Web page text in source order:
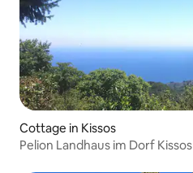
Cottage in Kissos
Pelion Landhaus im Dorf Kissos